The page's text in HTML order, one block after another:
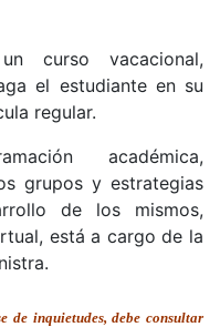
curso vacacional,
el estudiante en su
regular.
académica,
grupos y estrategias
de los mismos,
está a cargo de la
de inquietudes, debe consultar